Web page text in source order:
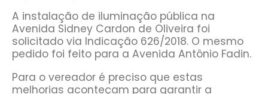
A instalação de iluminação pública na
Avenida Sidney Cardon de Oliveira foi
solicitado via Indicação 626/2018. O mesmo
pedido foi feito para a Avenida Antônio Fadin.
Para o vereador é preciso que estas
melhorias aconteçam para garantir a